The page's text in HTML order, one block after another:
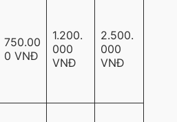
750.00
0 VNĐ
1.200.
000
VNĐ
2.500.
000
VNĐ